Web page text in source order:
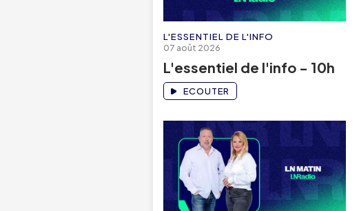
L'ESSENTIEL DE L'INFO
07 août 2026
L'essentiel de l'info - 10h
ECOUTER